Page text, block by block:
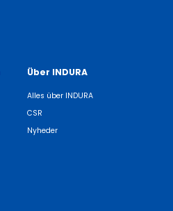
Über INDURA
Alles über INDURA
CSR
Nyheder